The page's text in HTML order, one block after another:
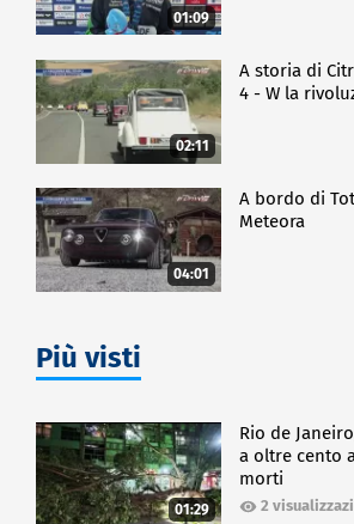
01:09
02:11
A storia di
4 - W la
04:01
A bordo di
Meteora
Più visti
01:29
Rio de
a oltre cento
morti
2